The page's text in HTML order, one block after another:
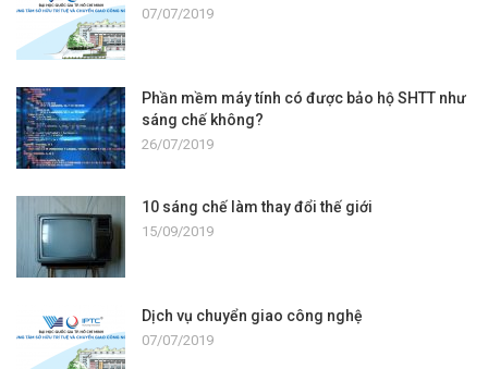
07/07/2019
Phần mềm máy tính có được bảo hộ SHTT như
sáng chế không?
26/07/2019
10 sáng chế làm thay đổi thế giới
15/09/2019
Dịch vụ chuyển giao công nghệ
07/07/2019